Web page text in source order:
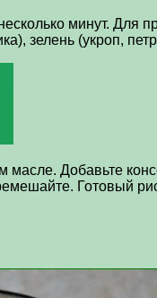
минут. Для
зелень (укроп,
масле. Добавьте
Готовый